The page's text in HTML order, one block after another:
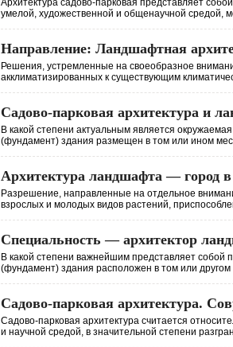
Архитектура садово-парковая представляет
умелой, художественной и общенаучной средой,
Направление: Ландшафтная
Решения, устремленные на своеобразное
акклиматизированных к существующим
Садово-парковая архитектура и
В какой степени актуальным является
(фундамент) здания размещен в том или ином
Архитектура ландшафта — город
Разрешение, направленные на отдельное
взрослых и молодых видов растений,
Специальность — архитектор
В какой степени важнейшим представляет собой
(фундамент) здания расположен в том или другом
Садово-парковая архитектура.
Садово-парковая архитектура считается
и научной средой, в значительной степени